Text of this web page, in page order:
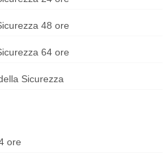
48 ore
64 ore
Sicurezza
ore